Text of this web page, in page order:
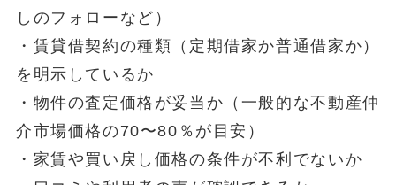
しのフォローなど）
・賃貸借契約の種類（定期借家か普通借家か）
を明示しているか
・物件の査定価格が妥当か（一般的な不動産仲
介市場価格の70〜80％が目安）
・家賃や買い戻し価格の条件が不利でないか